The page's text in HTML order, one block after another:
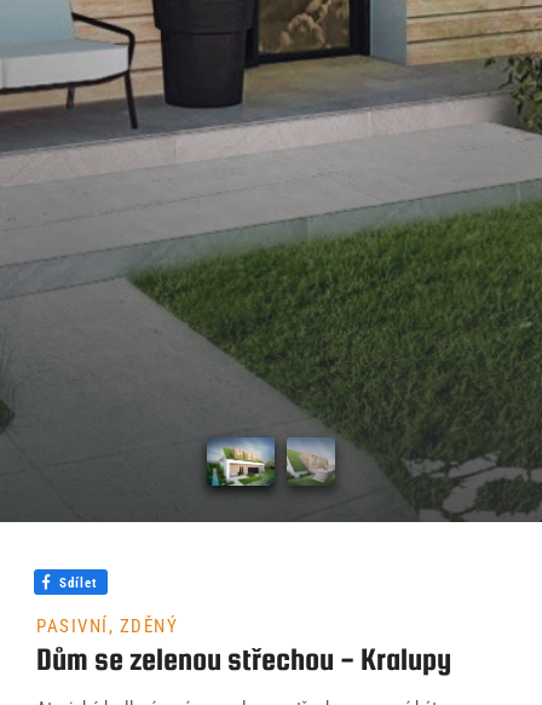
Úvod
Naše služby
Reference
Průvodce stavbou
O ateliéru
PASIVNÍ, ZDĚNÝ
Sdílet
Dům se zelenou střechou - Kralupy